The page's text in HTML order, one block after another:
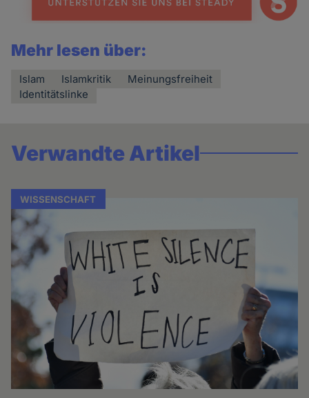
Mehr lesen über:
Islam Islamkritik
Meinungsfreiheit
Identitätslinke
Verwandte Artikel
WISSENSCHAFT